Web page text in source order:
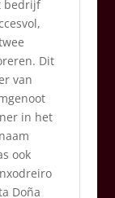
bedrijf
Dit
van
in het
ook
Doña